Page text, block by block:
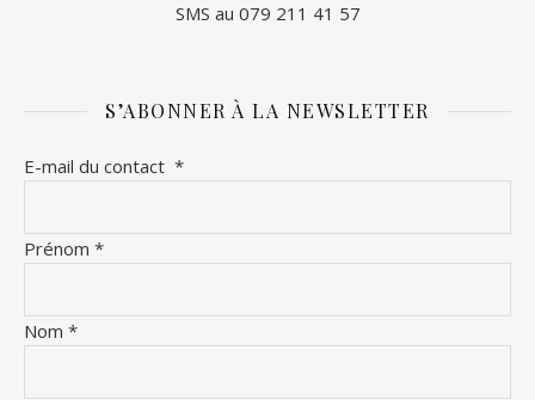
SMS au 079 211 41 57
S’ABONNER À LA NEWSLETTER
E-mail du contact *
Prénom *
Nom *